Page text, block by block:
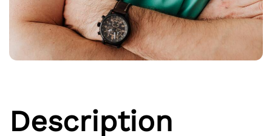
Description